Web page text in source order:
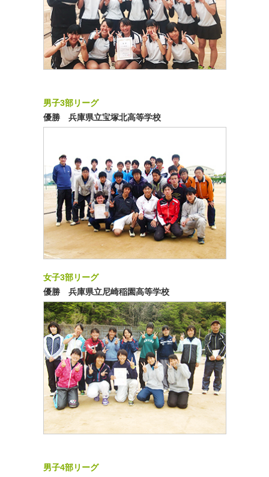
男子3部リーグ
優勝 兵庫県立宝塚北高等学校
女子3部リーグ
優勝 兵庫県立尼崎稲園高等学校
男子4部リーグ